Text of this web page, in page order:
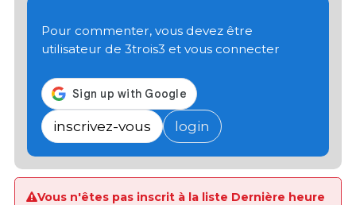
Pour commenter, vous devez être
utilisateur de 3trois3 et vous connecter
inscrivez-vous login
Vous n'êtes pas inscrit à la liste Dernière heure